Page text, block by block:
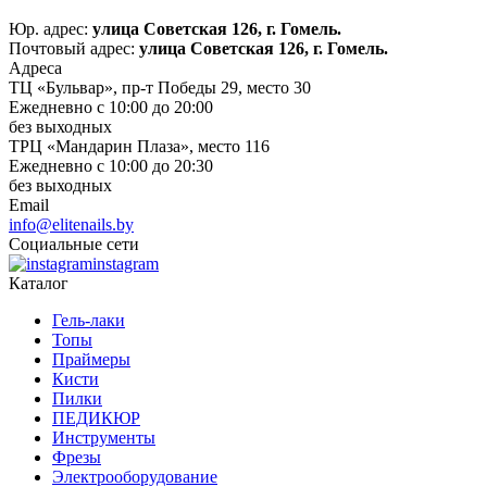
Юр. адрес: улица Советская 126, г. Гомель.
Почтовый адрес: улица Советская 126, г. Гомель.
Адреса
ТЦ «Бульвар», пр-т Победы 29, место 30
Ежедневно с 10:00 до 20:00
без выходных
ТРЦ «Мандарин Плаза», место 116
Ежедневно с 10:00 до 20:30
без выходных
Email
info@elitenails.by
Социальные сети
instagram
Каталог
Гель-лаки
Топы
Праймеры
Кисти
Пилки
ПЕДИКЮР
Инструменты
Фрезы
Электрооборудование